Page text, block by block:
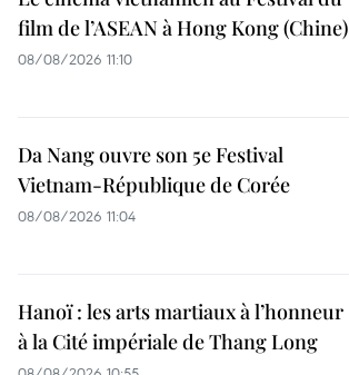
film de l’ASEAN à Hong Kong (Chine)
08/08/2026 11:10
Da Nang ouvre son 5e Festival
Vietnam-République de Corée
08/08/2026 11:04
Hanoï : les arts martiaux à l’honneur
à la Cité impériale de Thang Long